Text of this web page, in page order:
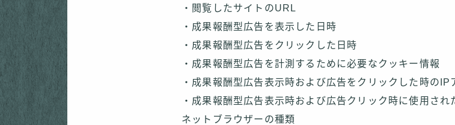
・閲覧したサイトのURL
・成果報酬型広告を表示した日時
・成果報酬型広告をクリックした日時
・成果報酬型広告を計測するために必要なクッキー情報
・成果報酬型広告表示時および広告をクリックした時のIP
・成果報酬型広告表示時および広告クリック時に使用さ
ネットブラウザーの種類